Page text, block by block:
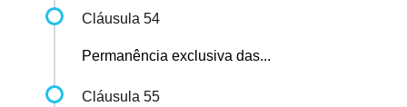
Cláusula 54
Permanência exclusiva das...
Cláusula 55